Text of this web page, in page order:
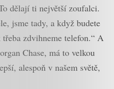
dělají ti největší zoufalci.
jsme tady, a když budete
zdvihneme telefon.“ A
Chase, má to velkou
alespoň v našem světě,